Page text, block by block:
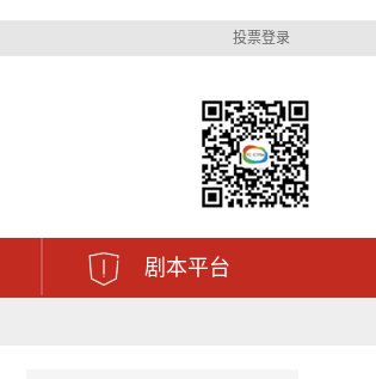
投票登录
剧本平台